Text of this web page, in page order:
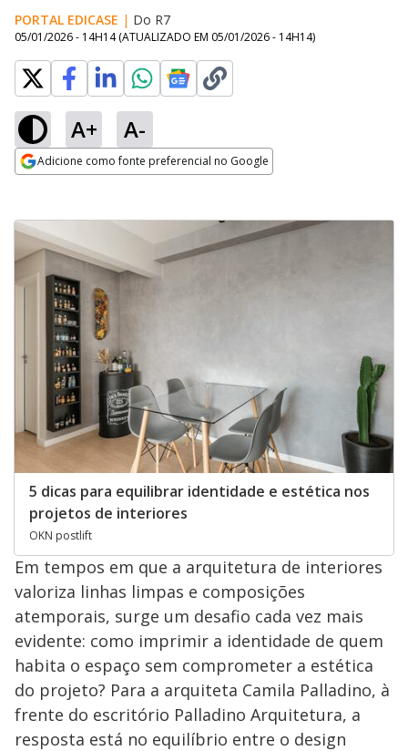
PORTAL EDICASE | Do R7
05/01/2026 - 14H14 (ATUALIZADO EM 05/01/2026 - 14H14)
A+ A-
Adicione como fonte preferencial no Google
5 dicas para equilibrar identidade e estética nos
projetos de interiores
OKN postlift
Em tempos em que a arquitetura de interiores
valoriza linhas limpas e composições
atemporais, surge um desafio cada vez mais
evidente: como imprimir a identidade de quem
habita o espaço sem comprometer a estética
do projeto? Para a arquiteta Camila Palladino, à
frente do escritório Palladino Arquitetura, a
resposta está no equilíbrio entre o design